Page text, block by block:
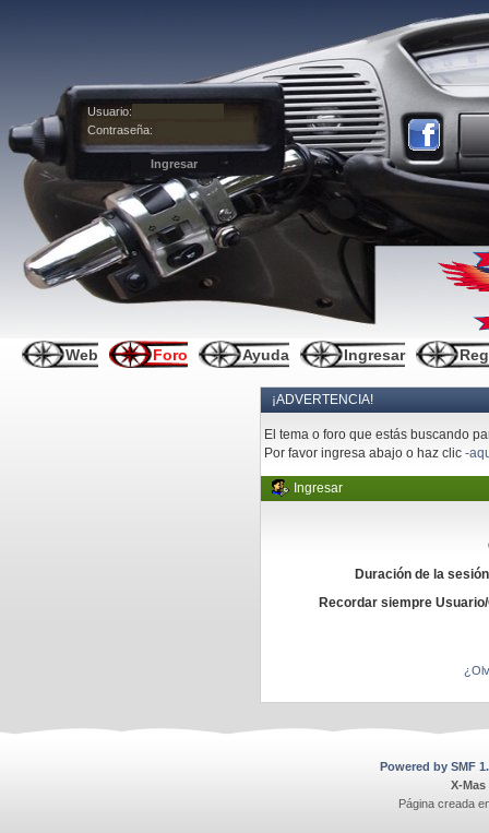
Usuario:
Contraseña:
Web Foro Ayuda Ingresar
¡ADVERTENCIA!
El tema o foro que estás buscando
Por favor ingresa abajo o haz clic-
Ingresar
Duración de la
Recordar siempre
Powered by SMF
X-Mas
Página creada